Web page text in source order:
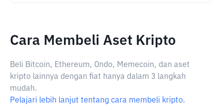
Cara Membeli Aset Kripto
Beli Bitcoin, Ethereum, Ondo, Memecoin, dan aset
kripto lainnya dengan fiat hanya dalam 3 langkah
mudah.
Pelajari lebih lanjut tentang cara membeli kripto.